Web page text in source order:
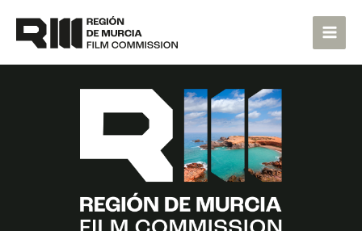
contenido
Main